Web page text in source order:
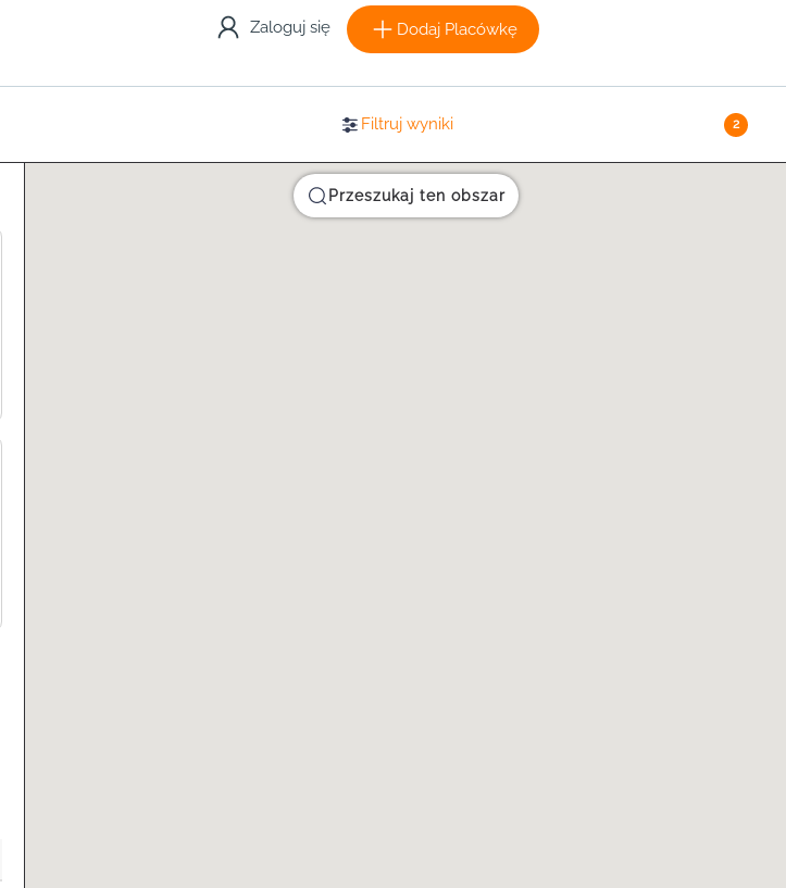
Zaloguj się Dodaj Placówkę
Filtruj wyniki 2
Przeszukaj ten obszar